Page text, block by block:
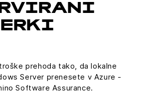
prehoda tako, da lokalne
Server prenesete v Azure -
Software Assurance.